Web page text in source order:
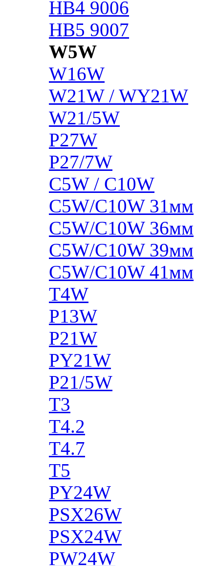
HB4 9006
HB5 9007
W5W
W16W
W21W / WY21W
W21/5W
P27W
P27/7W
C5W / C10W
C5W/C10W 31мм
C5W/C10W 36мм
C5W/C10W 39мм
C5W/C10W 41мм
T4W
P13W
P21W
PY21W
P21/5W
T3
T4.2
T4.7
T5
PY24W
PSX26W
PSX24W
PW24W